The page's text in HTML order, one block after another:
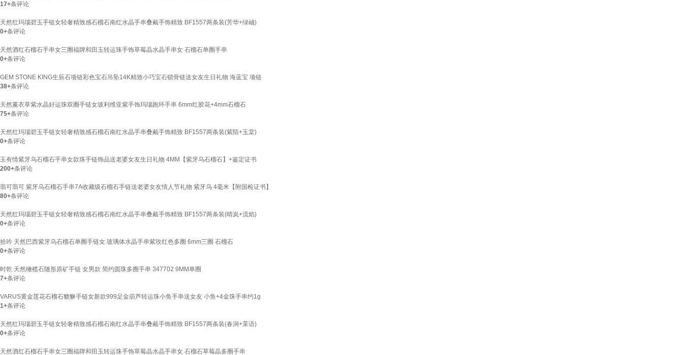
17+条评论
天然红玛瑙碧玉手链女轻奢精致感石榴石南红水晶手串叠戴手饰精致 BF1557两条装(芳华+绿岫)
0+条评论
天然酒红石榴石手串女三圈福牌和田玉转运珠手饰草莓晶水晶手串女 石榴石单圈手串
0+条评论
GEM STONE KING生辰石项链彩色宝石吊坠14K精致小巧宝石锁骨链送女友生日礼物 海蓝宝 项链
38+条评论
天然薰衣草紫水晶好运珠双圈手链女玻利维亚紫手饰玛瑙跑环手串 6mm红胶花+4mm石榴石
75+条评论
天然红玛瑙碧玉手链女轻奢精致感石榴石南红水晶手串叠戴手饰精致 BF1557两条装(紫陌+玉棠)
0+条评论
玉有情紫牙乌石榴石手串女款珠手链饰品送老婆女友生日礼物 4MM【紫牙乌石榴石】+鉴定证书
200+条评论
翡可翡可 紫牙乌石榴石手串7A收藏级石榴石手链送老婆女友情人节礼物 紫牙乌 4毫米【附国检证书】
80+条评论
天然红玛瑙碧玉手链女轻奢精致感石榴石南红水晶手串叠戴手饰精致 BF1557两条装(晴岚+流焰)
0+条评论
拾吟 天然巴西紫牙乌石榴石单圈手链女 玻璃体水晶手串紫玫红色多圈 6mm三圈 石榴石
0+条评论
时乾 天然橄榄石随形原矿手链 女男款 简约圆珠多圈手串 347702 9MM单圈
7+条评论
VARUS黄金莲花石榴石貔貅手链女新款999足金葫芦转运珠小鱼手串送女友 小鱼+4金珠手串约1g
1+条评论
天然红玛瑙碧玉手链女轻奢精致感石榴石南红水晶手串叠戴手饰精致 BF1557两条装(春涧+茉语)
0+条评论
天然酒红石榴石手串女三圈福牌和田玉转运珠手饰草莓晶水晶手串女 石榴石草莓晶多圈手串